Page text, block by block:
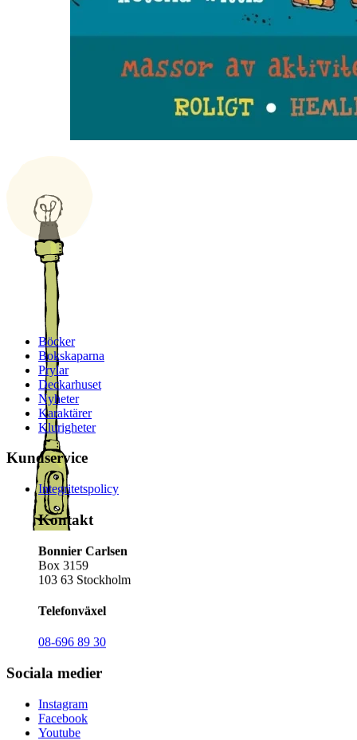
Böcker
Bokskaparna
Prylar
Deckarhuset
Nyheter
Karaktärer
Klurigheter
Kundservice
Integritetspolicy
Kontakt
Bonnier Carlsen
Box 3159
103 63 Stockholm
Telefonväxel
08-696 89 30
Sociala medier
Instagram
Facebook
Youtube